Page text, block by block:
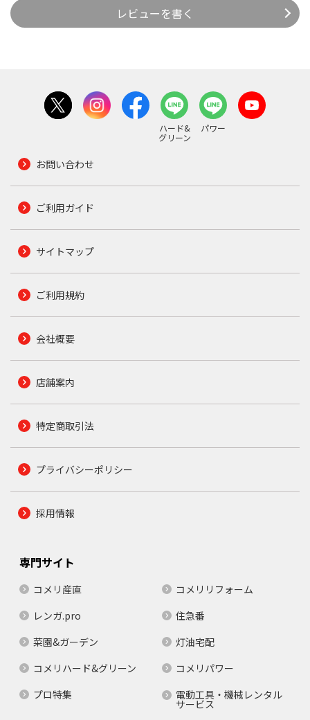
レビューを書く
ハード&
グリーン
パワー
お問い合わせ
ご利用ガイド
サイトマップ
ご利用規約
会社概要
店舗案内
特定商取引法
プライバシーポリシー
採用情報
専門サイト
コメリ産直
コメリリフォーム
レンガ.pro
住急番
菜園&ガーデン
灯油宅配
コメリハード&グリーン
コメリパワー
プロ特集
電動工具・機械レンタル
サービス